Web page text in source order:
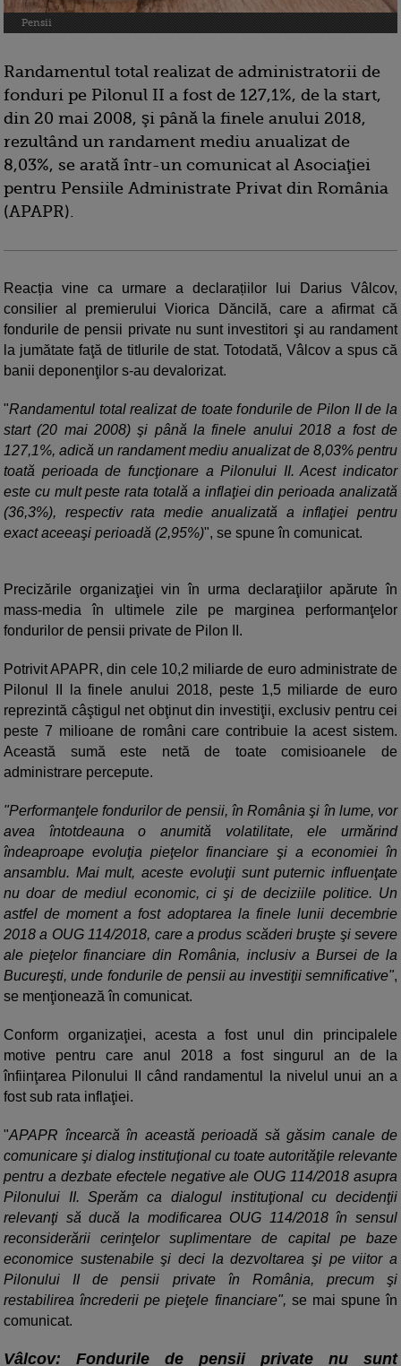
Pensii
Randamentul total realizat de administratorii de
fonduri pe Pilonul II a fost de 127,1%, de la start,
din 20 mai 2008, şi până la finele anului 2018,
rezultând un randament mediu anualizat de
8,03%, se arată într-un comunicat al Asociaţiei
pentru Pensiile Administrate Privat din România
(APAPR).
Reacția vine ca urmare a declarațiilor lui Darius Vâlcov,
consilier al premierului Viorica Dăncilă, care a afirmat că
fondurile de pensii private nu sunt investitori şi au randament
la jumătate faţă de titlurile de stat. Totodată, Vâlcov a spus că
banii deponenţilor s-au devalorizat.
"Randamentul total realizat de toate fondurile de Pilon II de la
start (20 mai 2008) şi până la finele anului 2018 a fost de
127,1%, adică un randament mediu anualizat de 8,03% pentru
toată perioada de funcţionare a Pilonului II. Acest indicator
este cu mult peste rata totală a inflaţiei din perioada analizată
(36,3%), respectiv rata medie anualizată a inflaţiei pentru
exact aceeaşi perioadă (2,95%)", se spune în comunicat.
Precizările organizaţiei vin în urma declaraţiilor apărute în
mass-media în ultimele zile pe marginea performanţelor
fondurilor de pensii private de Pilon II.
Potrivit APAPR, din cele 10,2 miliarde de euro administrate de
Pilonul II la finele anului 2018, peste 1,5 miliarde de euro
reprezintă câştigul net obţinut din investiţii, exclusiv pentru cei
peste 7 milioane de români care contribuie la acest sistem.
Această sumă este netă de toate comisioanele de
administrare percepute.
"Performanţele fondurilor de pensii, în România şi în lume, vor
avea întotdeauna o anumită volatilitate, ele urmărind
îndeaproape evoluţia pieţelor financiare şi a economiei în
ansamblu. Mai mult, aceste evoluţii sunt puternic influenţate
nu doar de mediul economic, ci şi de deciziile politice. Un
astfel de moment a fost adoptarea la finele lunii decembrie
2018 a OUG 114/2018, care a produs scăderi bruşte şi severe
ale pieţelor financiare din România, inclusiv a Bursei de la
Bucureşti, unde fondurile de pensii au investiţii semnificative",
se menţionează în comunicat.
Conform organizaţiei, acesta a fost unul din principalele
motive pentru care anul 2018 a fost singurul an de la
înfiinţarea Pilonului II când randamentul la nivelul unui an a
fost sub rata inflaţiei.
"APAPR încearcă în această perioadă să găsim canale de
comunicare şi dialog instituţional cu toate autorităţile relevante
pentru a dezbate efectele negative ale OUG 114/2018 asupra
Pilonului II. Sperăm ca dialogul instituţional cu decidenţii
relevanţi să ducă la modificarea OUG 114/2018 în sensul
reconsiderării cerinţelor suplimentare de capital pe baze
economice sustenabile şi deci la dezvoltarea şi pe viitor a
Pilonului II de pensii private în România, precum şi
restabilirea încrederii pe pieţele financiare", se mai spune în
comunicat.
Vâlcov: Fondurile de pensii private nu sunt